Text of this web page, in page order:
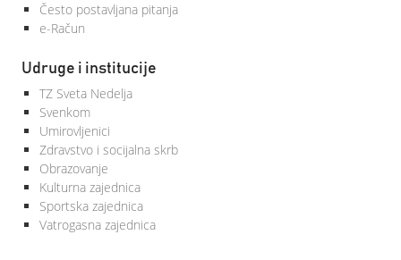
Često postavljana pitanja
e-Račun
Udruge i institucije
TZ Sveta Nedelja
Svenkom
Umirovljenici
Zdravstvo i socijalna skrb
Obrazovanje
Kulturna zajednica
Sportska zajednica
Vatrogasna zajednica